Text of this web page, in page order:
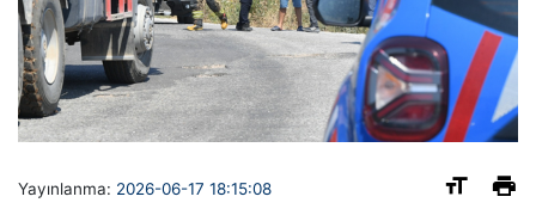
Yayınlanma: 2026-06-17 18:15:08